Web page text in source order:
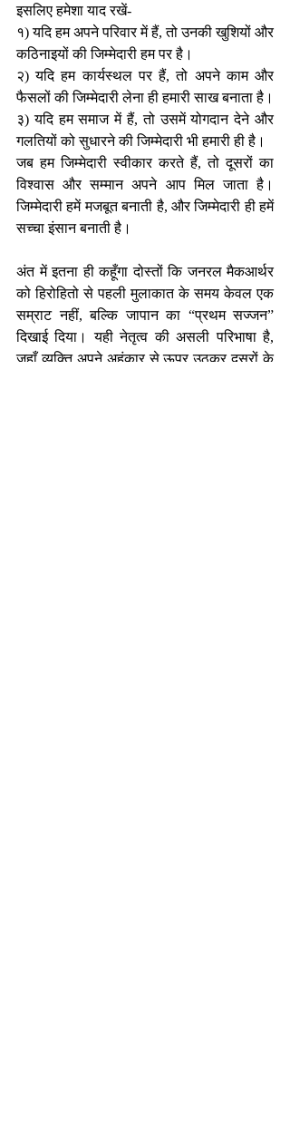
इसलिए हमेशा याद रखें-
१) यदि हम अपने परिवार में हैं, तो उनकी खुशियों और
कठिनाइयों की जिम्मेदारी हम पर है।
२) यदि हम कार्यस्थल पर हैं, तो अपने काम और
फैसलों की जिम्मेदारी लेना ही हमारी साख बनाता है।
३) यदि हम समाज में हैं, तो उसमें योगदान देने और
गलतियों को सुधारने की जिम्मेदारी भी हमारी ही है।
जब हम जिम्मेदारी स्वीकार करते हैं, तो दूसरों का
विश्वास और सम्मान अपने आप मिल जाता है।
जिम्मेदारी हमें मजबूत बनाती है, और जिम्मेदारी ही हमें
सच्चा इंसान बनाती है।
अंत में इतना ही कहूँगा दोस्तों कि जनरल मैकआर्थर
को हिरोहितो से पहली मुलाकात के समय केवल एक
सम्राट नहीं, बल्कि जापान का “प्रथम सज्जन”
दिखाई दिया। यही नेतृत्व की असली परिभाषा है,
जहाँ व्यक्ति अपने अहंकार से ऊपर उठकर दूसरों के